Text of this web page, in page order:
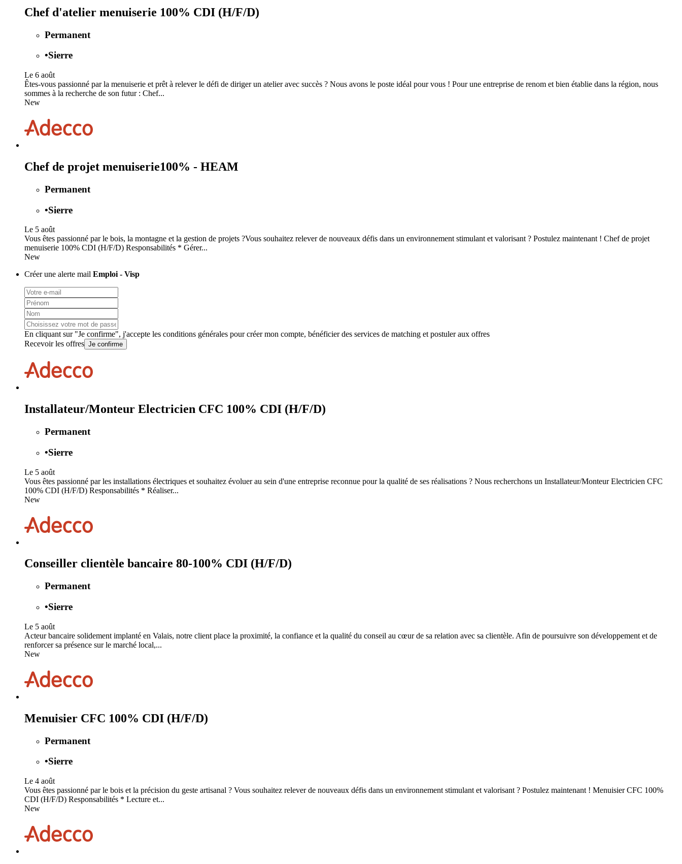
Chef d'atelier menuiserie 100% CDI (H/F/D)
Permanent
•Sierre
Le 6 août
Êtes-vous passionné par la menuiserie et prêt à relever le défi de diriger un atelier avec succès ? Nous avons le poste idéal pour vous ! Pour une entreprise de renom et bien établie dans la région, nous
sommes à la recherche de son futur : Chef...
New
Chef de projet menuiserie100% - HEAM
Permanent
•Sierre
Le 5 août
Vous êtes passionné par le bois, la montagne et la gestion de projets ?Vous souhaitez relever de nouveaux défis dans un environnement stimulant et valorisant ? Postulez maintenant ! Chef de projet
menuiserie 100% CDI (H/F/D) Responsabilités * Gérer...
New
Créer une alerte mail Emploi - Visp
En cliquant sur "Je confirme", j'accepte les conditions générales pour créer mon compte, bénéficier des services de matching et postuler aux offres
Recevoir les offres Je confirme
Installateur/Monteur Electricien CFC 100% CDI (H/F/D)
Permanent
•Sierre
Le 5 août
Vous êtes passionné par les installations électriques et souhaitez évoluer au sein d'une entreprise reconnue pour la qualité de ses réalisations ? Nous recherchons un Installateur/Monteur Electricien CFC
100% CDI (H/F/D) Responsabilités * Réaliser...
New
Conseiller clientèle bancaire 80-100% CDI (H/F/D)
Permanent
•Sierre
Le 5 août
Acteur bancaire solidement implanté en Valais, notre client place la proximité, la confiance et la qualité du conseil au cœur de sa relation avec sa clientèle. Afin de poursuivre son développement et de
renforcer sa présence sur le marché local,...
New
Menuisier CFC 100% CDI (H/F/D)
Permanent
•Sierre
Le 4 août
Vous êtes passionné par le bois et la précision du geste artisanal ? Vous souhaitez relever de nouveaux défis dans un environnement stimulant et valorisant ? Postulez maintenant ! Menuisier CFC 100%
CDI (H/F/D) Responsabilités * Lecture et...
New